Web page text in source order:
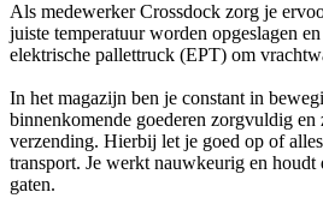
Als medewerker Crossdock zorg je
juiste temperatuur worden opgeslagen
elektrische pallettruck (EPT) om
In het magazijn ben je constant in
binnenkomende goederen zorgvuldig en
verzending. Hierbij let je goed op of
transport. Je werkt nauwkeurig en houdt
gaten.